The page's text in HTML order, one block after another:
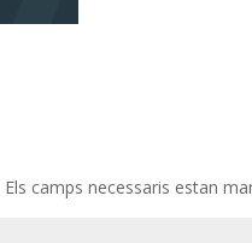
Els camps necessaris estan